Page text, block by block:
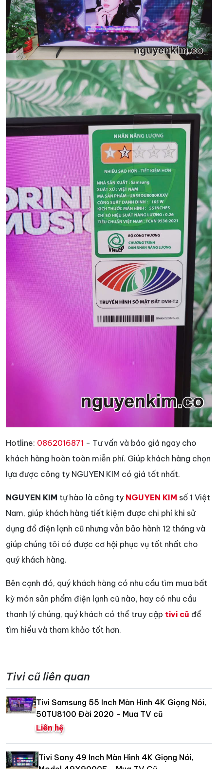
Hotline: 0862016871 - Tư vấn và báo giá ngay cho
khách hàng hoàn toàn miễn phí. Giúp khách hàng chọn
lựa được công ty NGUYEN KIM có giá tốt nhất.
NGUYEN KIM tự hào là công ty NGUYEN KIM số 1 Việt
Nam, giúp khách hàng tiết kiệm được chi phí khi sử
dụng đồ điện lạnh cũ nhưng vẫn bảo hành 12 tháng và
giúp chúng tôi có được cơ hội phục vụ tốt nhất cho
quý khách hàng.
Bên cạnh đó, quý khách hàng có nhu cầu tìm mua bất
kỳ món sản phẩm điện lạnh cũ nào, hay có nhu cầu
thanh lý chúng, quý khách có thể truy cập tivi cũ để
tìm hiểu và tham khảo tốt hơn.
Tivi cũ liên quan
Tivi Samsung 55 Inch Màn Hình 4K Giọng Nói,
50TU8100 Đời 2020 - Mua TV cũ
Liên hệ
Tivi Sony 49 Inch Màn Hình 4K Giọng Nói,